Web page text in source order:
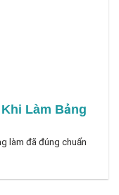
Làm Bảng
làm đã đúng chuẩn